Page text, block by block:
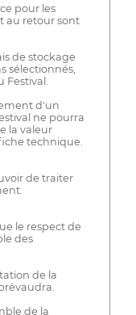
pour les
au retour sont
de stockage
sélectionnés,
d'un
ne pourra
la valeur
technique.
de traiter
le respect de
des
de la
de la